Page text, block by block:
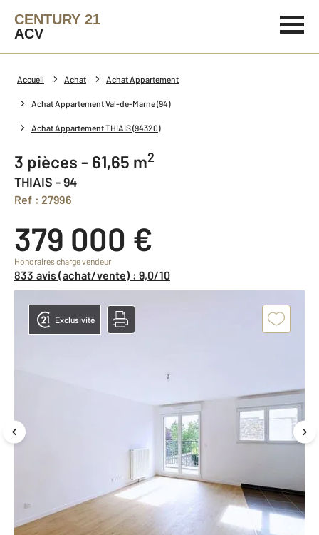
CENTURY 21
ACV
Accueil Achat Achat Appartement
Achat Appartement Val-de-Marne (94)
Achat Appartement THIAIS (94320)
3 pièces - 61,65 m2
THIAIS - 94
Ref : 27996
379 000 €
Honoraires charge vendeur
833 avis (achat/vente) : 9,0/10
Exclusivité